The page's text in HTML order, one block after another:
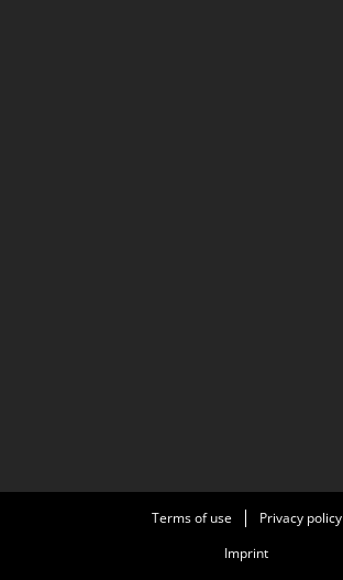
Terms of use
Privacy policy
Imprint